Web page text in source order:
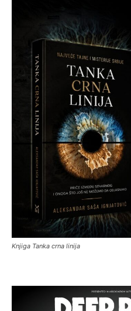
Knjiga Tanka crna linija